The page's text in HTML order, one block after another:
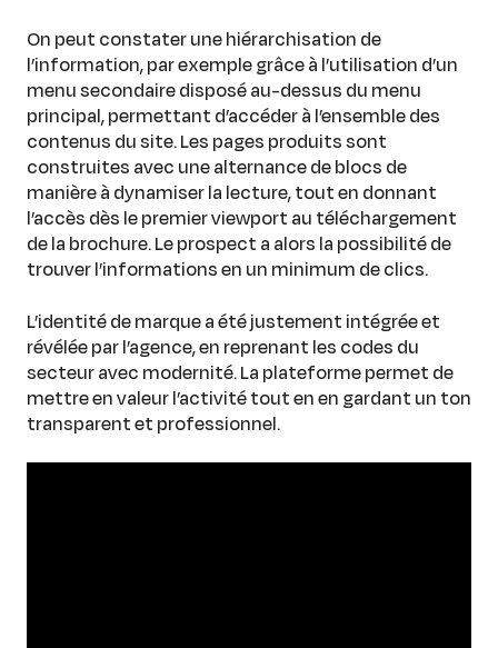
On peut constater une hiérarchisation de
l’information, par exemple grâce à l’utilisation d’un
menu secondaire disposé au-dessus du menu
principal, permettant d’accéder à l’ensemble des
contenus du site. Les pages produits sont
construites avec une alternance de blocs de
manière à dynamiser la lecture, tout en donnant
l’accès dès le premier viewport au téléchargement
de la brochure. Le prospect a alors la possibilité de
trouver l’informations en un minimum de clics.
L’identité de marque a été justement intégrée et
révélée par l’agence, en reprenant les codes du
secteur avec modernité. La plateforme permet de
mettre en valeur l’activité tout en en gardant un ton
transparent et professionnel.